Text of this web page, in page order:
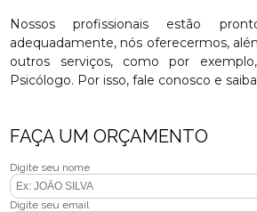
Nossos profissionais estão
adequadamente, nós oferecermos,
outros serviços, como por
Psicólogo. Por isso, fale conosco e
FAÇA UM ORÇAMENTO
Digite seu nome
Digite seu email